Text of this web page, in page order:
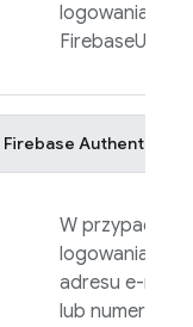
logowania
FirebaseUI
Firebase
W przypadku
logowania za
adresu e-mail i
lub numeru